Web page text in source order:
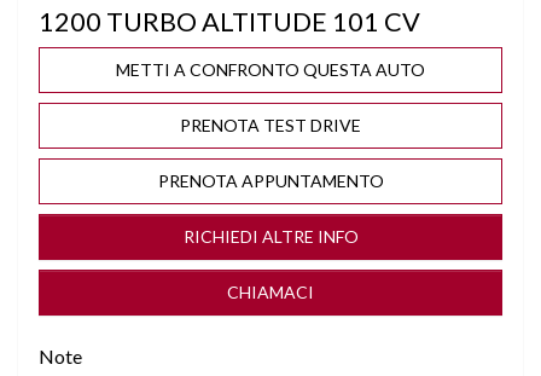
CRUISE CONTROL ADATTIVO
DISATTIVAZIONE AIRBAG LATO PASSEGGERO
DRIVE MODE
FARI FULL LED
FENDINEBBIA LED
1200 TURBO ALTITUDE 101 CV
METTI A CONFRONTO QUESTA AUTO
PRENOTA TEST DRIVE
PRENOTA APPUNTAMENTO
RICHIEDI ALTRE INFO
CHIAMACI
Note